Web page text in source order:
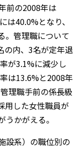
前の2008年は
は40.0%となり、
。管理職について
の内、3名が定年退
が3.1%に減少し
は13.6%と2008年
理職手前の係長級
用した女性職員が
かがえる。
設系）の職位別の